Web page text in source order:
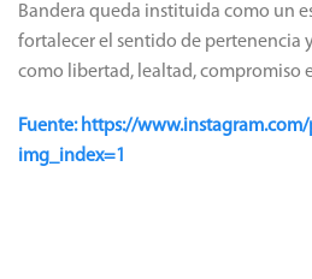
Bandera queda instituida como un
fortalecer el sentido de pertenencia
como libertad, lealtad, compromiso
Fuente: https://
img_index=1